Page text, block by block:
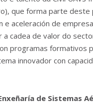
que forma parte
e aceleración de
a cadea de valor do
programas formativos
innovador con
de Sistemas